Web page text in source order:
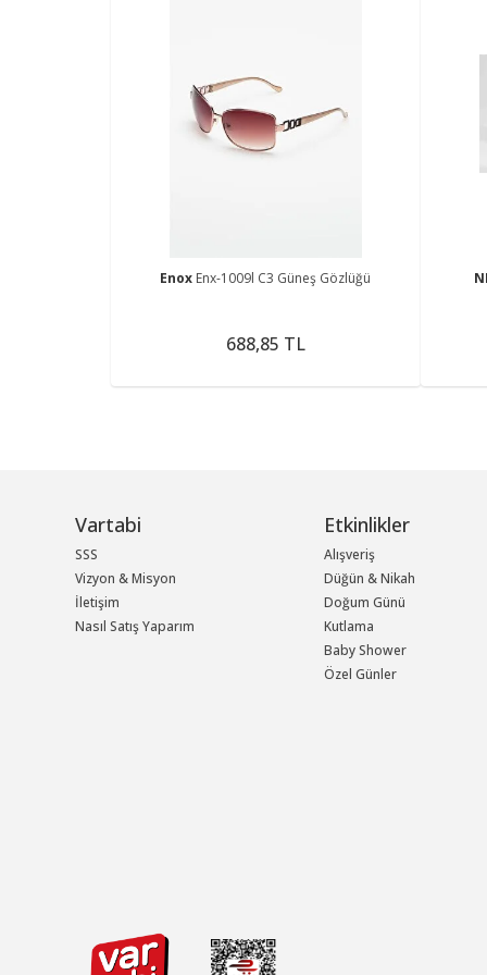
Enox Enx-1009l C3 Güneş Gözlüğü
688,85 TL
Vartabi
SSS
Vizyon & Misyon
İletişim
Nasıl Satış Yaparım
Etkinlikler
Alışveriş
Düğün & Nikah
Doğum Günü
Kutlama
Baby Shower
Özel Günler